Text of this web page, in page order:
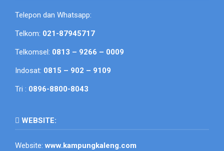
Telepon dan Whatsapp:
Telkom: 021-87945717
Telkomsel: 0813 – 9266 – 0009
Indosat: 0815 – 902 – 9109
Tri : 0896-8800-8043
WEBSITE:
Website:www.kampungkaleng.com